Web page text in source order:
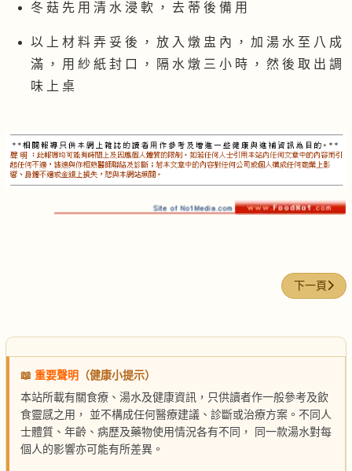
冬 菇 先 用 清 水 浸 軟 ， 去 蒂 後 備 用
以 上 材 料 弄 妥 後 ， 放 入 燉 盅 內 ， 加 湯 水 至 八 成
滿 ， 用 紗 紙 封 口 ， 隔 水 燉 三 小 時 ， 然 後 取 出 調
味 上 桌
下一篇文章
下一頁
📖 重要聲明
（健康小提示）
本站所載有關食療、湯水及健康資訊，只供讀者作一般參考及飲
食靈感之用， 並不構成任何醫療建議、診斷或治療方案。不同人
士體質、年齡、病歷及藥物使用情況各有不同， 同一款湯水對每
個人的影響亦可能有所差異。